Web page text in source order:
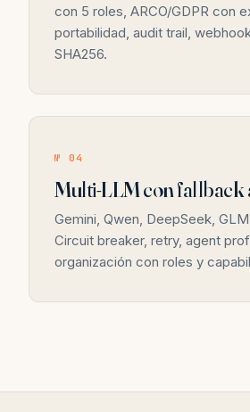
con 5 roles, ARCO/GDPR con
portabilidad, audit trail,
SHA256.
№ 04
Multi-LLM con fallback
Gemini, Qwen, DeepSeek,
Circuit breaker, retry, agent
organización con roles y